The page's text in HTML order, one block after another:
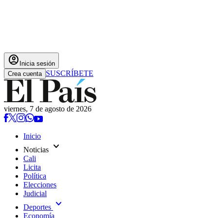
account_circle Inicia sesión
Crea cuenta SUSCRÍBETE
viernes, 7 de agosto de 2026
Inicio
Noticias expand_more
Cali
Licita
Política
Elecciones
Judicial
Deportes expand_more
Economía